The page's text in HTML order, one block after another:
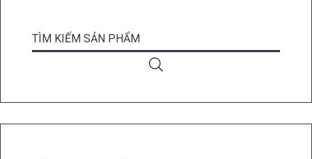
TÌM KIẾM SẢN PHẨM